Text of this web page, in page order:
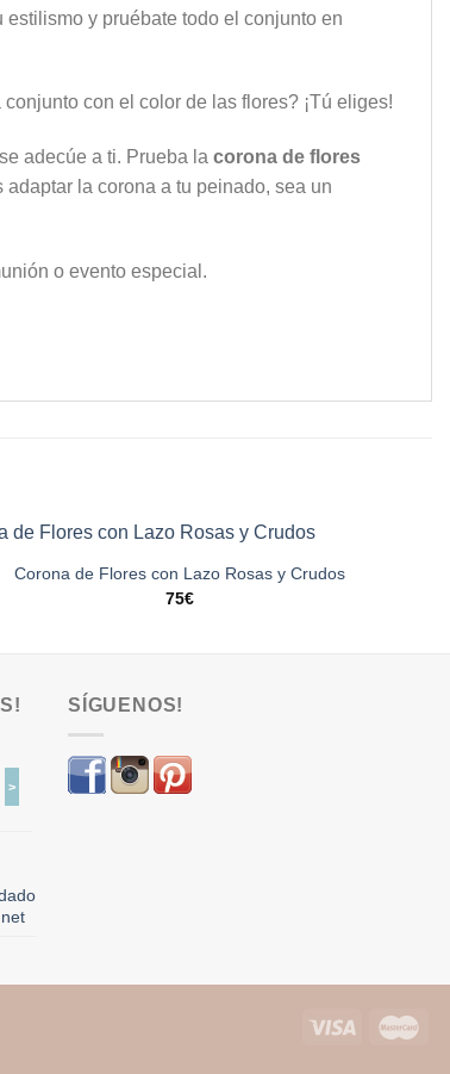
y pruébate todo el conjunto en
con el color de las flores? ¡Tú eliges!
adecúe a ti. Prueba la corona de flores
adaptar la corona a tu peinado, sea un
o evento especial.
Corona de Flores con Lazo Rosas y Crudos
75€
SÍGUENOS!